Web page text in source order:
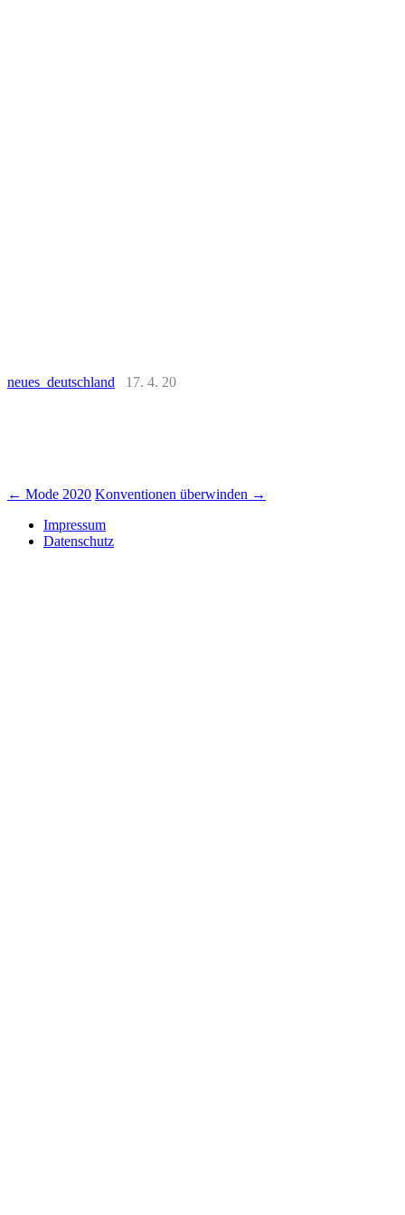
neues deutschland 17. 4. 20
Beitrags-
Navigation
← Mode 2020 Konventionen überwinden →
Impressum
Datenschutz